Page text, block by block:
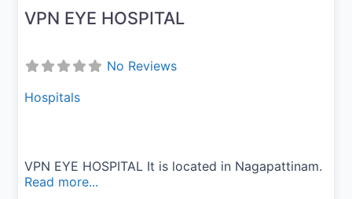
VPN EYE HOSPITAL
No Reviews
Hospitals
VPN EYE HOSPITAL It is located in Nagapattinam.
Read more...